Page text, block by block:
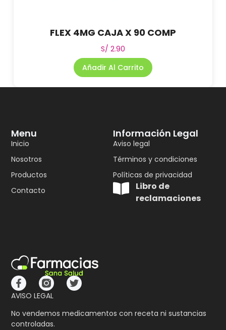
FLEX 4MG CAJA X 90 COMP
S/ 2.90
Añadir Al Carrito
AVISO LEGAL
No vendemos medicamentos con receta ni sustancias
controladas.
Menu
Inicio
Nosotros
Productos
Contacto
Información Legal
Aviso legal
Términos y condiciones
Políticas de privacidad
Libro de
reclamaciones